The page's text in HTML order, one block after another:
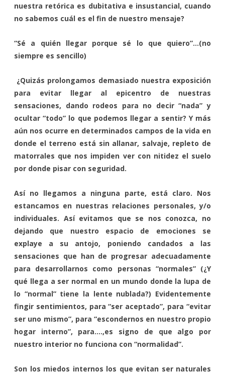
nuestra retórica es dubitativa e insustancial, cuando
no sabemos cuál es el fin de nuestro mensaje?
“Sé a quién llegar porque sé lo que quiero”…(no
siempre es sencillo)
¿Quizás prolongamos demasiado nuestra exposición
para evitar llegar al epicentro de nuestras
sensaciones, dando rodeos para no decir “nada” y
ocultar “todo” lo que podemos llegar a sentir? Y más
aún nos ocurre en determinados campos de la vida en
donde el terreno está sin allanar, salvaje, repleto de
matorrales que nos impiden ver con nitidez el suelo
por donde pisar con seguridad.
Así no llegamos a ninguna parte, está claro. Nos
estancamos en nuestras relaciones personales, y/o
individuales. Así evitamos que se nos conozca, no
dejando que nuestro espacio de emociones se
explaye a su antojo, poniendo candados a las
sensaciones que han de progresar adecuadamente
para desarrollarnos como personas “normales” (¿Y
qué llega a ser normal en un mundo donde la lupa de
lo “normal” tiene la lente nublada?) Evidentemente
fingir sentimientos, para “ser aceptado”, para “evitar
ser uno mismo”, para “escondernos en nuestro propio
hogar interno”, para….,es signo de que algo por
nuestro interior no funciona con “normalidad”.
Son los miedos internos los que evitan ser naturales